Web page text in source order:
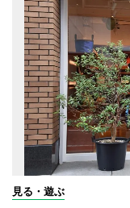
見る・遊ぶ